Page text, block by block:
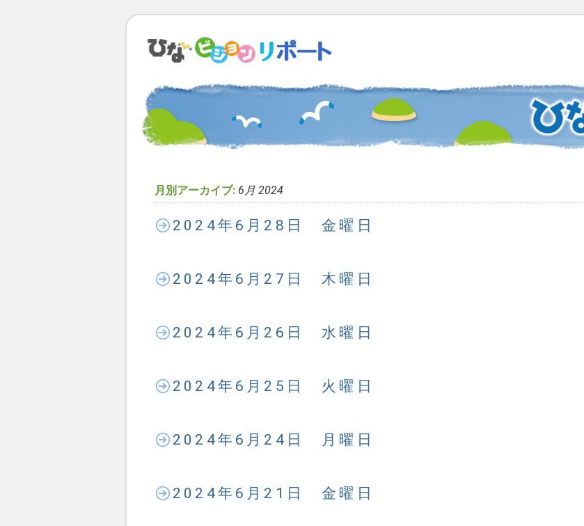
月別アーカイブ: 6月 2024
2024年6月28日 金曜日
2024年6月27日 木曜日
2024年6月26日 水曜日
2024年6月25日 火曜日
2024年6月24日 月曜日
2024年6月21日 金曜日